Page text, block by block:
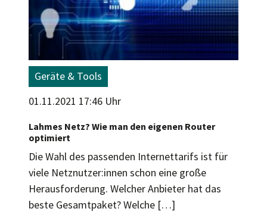
Geräte & Tools
01.11.2021 17:46 Uhr
Lahmes Netz? Wie man den eigenen Router
optimiert
Die Wahl des passenden Internettarifs ist für
viele Netznutzer:innen schon eine große
Herausforderung. Welcher Anbieter hat das
beste Gesamtpaket? Welche […]